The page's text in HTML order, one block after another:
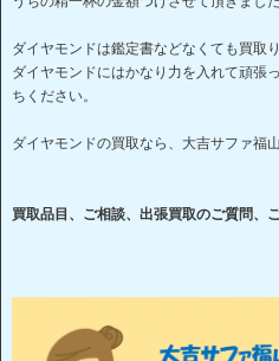
ダイヤモンドは鑑定書などなくても買取り
ダイヤモンドにはかなり力を入れて頑張
ちください。
ダイヤモンドの買取なら、大吉サファ福
買取品目、ご相談、出張買取のご質問、